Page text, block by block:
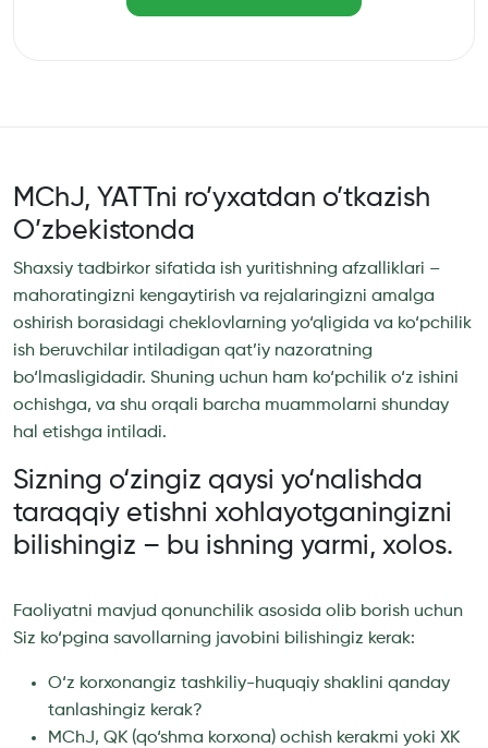
MChJ, YATTni ro’yxatdan o’tkazish
O’zbekistonda
Shaxsiy tadbirkor sifatida ish yuritishning afzalliklari –
mahoratingizni kengaytirish va rejalaringizni amalga
oshirish borasidagi cheklovlarning yo‘qligida va ko‘pchilik
ish beruvchilar intiladigan qat’iy nazoratning
bo‘lmasligidadir. Shuning uchun ham ko‘pchilik o‘z ishini
ochishga, va shu orqali barcha muammolarni shunday
hal etishga intiladi.
Sizning o‘zingiz qaysi yo‘nalishda
taraqqiy etishni xohlayotganingizni
bilishingiz – bu ishning yarmi, xolos.
Faoliyatni mavjud qonunchilik asosida olib borish uchun
Siz ko‘pgina savollarning javobini bilishingiz kerak:
O‘z korxonangiz tashkiliy-huquqiy shaklini qanday
tanlashingiz kerak?
MChJ, QK (qo‘shma korxona) ochish kerakmi yoki XK